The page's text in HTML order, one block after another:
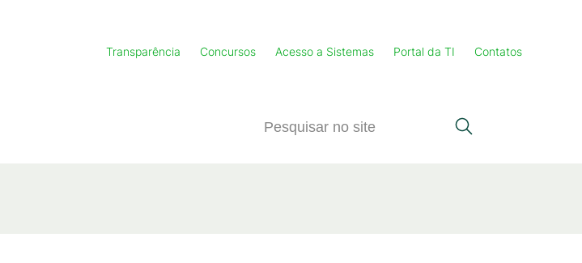
Transparência Concursos Acesso a Sistemas Portal da TI Contatos